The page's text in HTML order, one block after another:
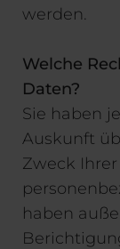
werden.
Welche
Daten?
Sie haben
Auskunft
Zweck
haben